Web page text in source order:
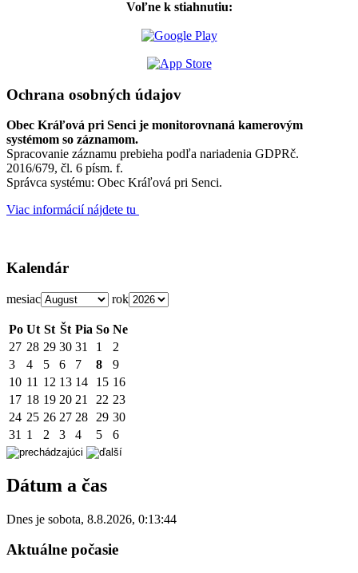
Voľne k stiahnutiu:
Ochrana osobných údajov
Obec Kráľová pri Senci je monitorovnaná kamerovým
systémom so záznamom.
Spracovanie záznamu prebieha podľa nariadenia GDPRč.
2016/679, čl. 6 písm. f.
Správca systému: Obec Kráľová pri Senci.
Viac informácií nájdete tu
Kalendár
mesiac rok
Po Ut St Št Pia So Ne
27 28 29 30 31 1
2
3
4 5 6 7 8
9
10 11 12 13 14 15 16
17 18 19 20 21 22 23
24 25 26 27 28 29 30
31 1 2 3 4 5 6
Dátum a čas
Dnes je sobota, 8.8.2026, 0:13:44
Aktuálne počasie